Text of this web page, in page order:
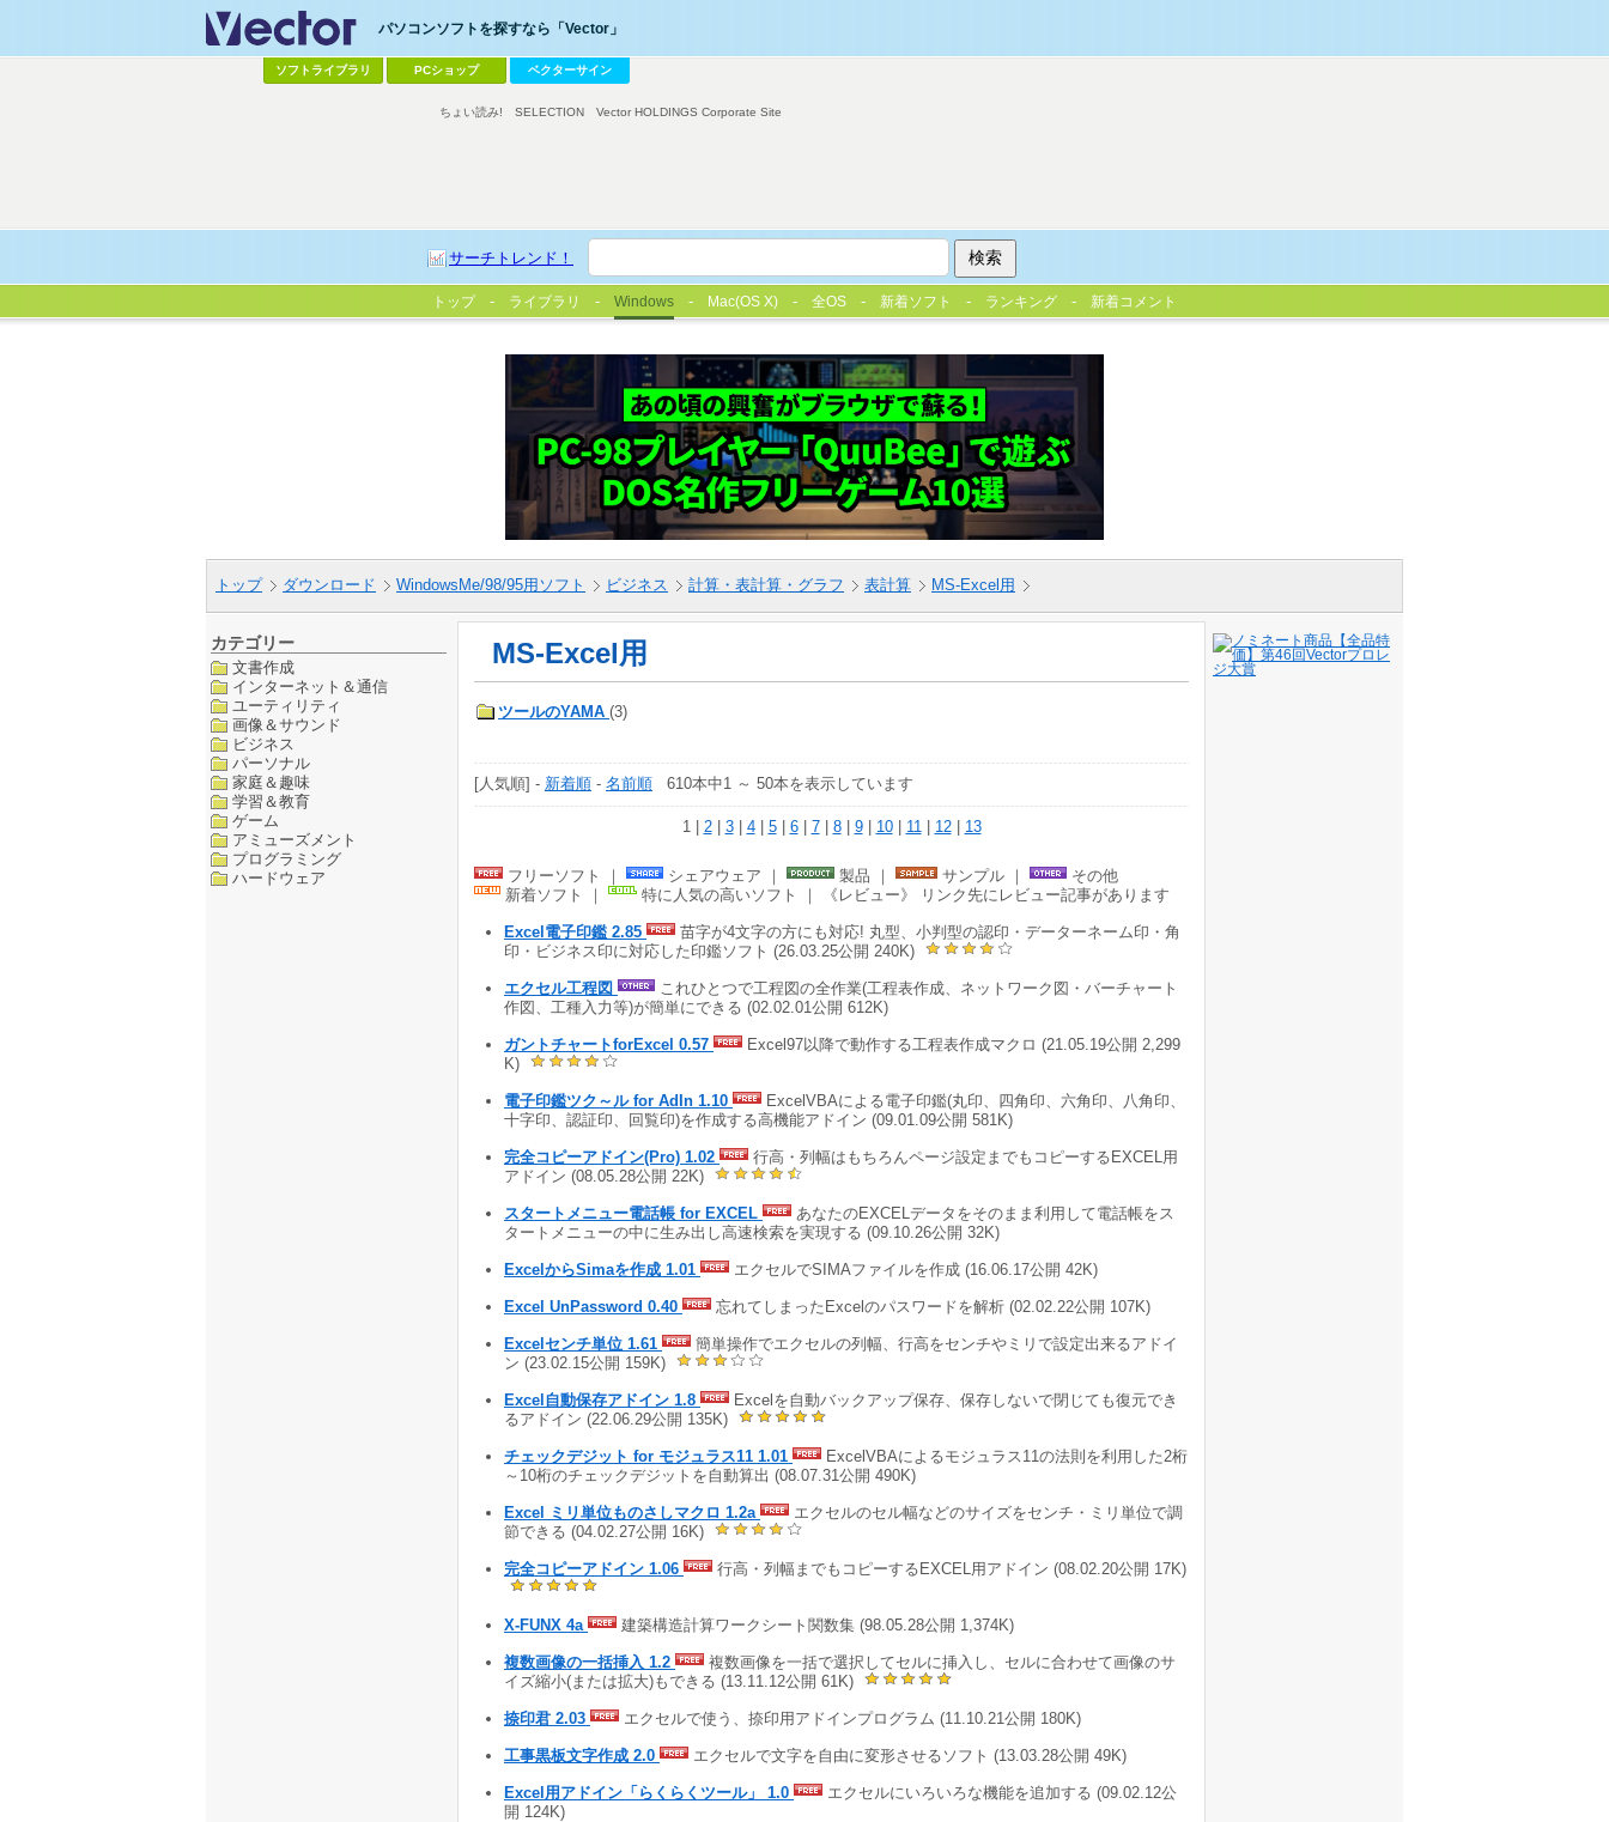
パソコンソフトを探すなら「Vector」
ソフトライブラリ PCショップ ベクターサイン
サーチトレンド！
ちょい読み! SELECTION Vector HOLDINGS Corporate Site
トップ ライブラリ Windows Mac(OS X) 全OS 新着ソフト ランキング 新着コメント
トップ ダウンロード WindowsMe/98/95用ソフト ビジネス 計算・表計算・グラフ 表計算 MS-Excel用
カテゴリー
文書作成
インターネット＆通信
ユーティリティ
画像＆サウンド
ビジネス
パーソナル
家庭＆趣味
学習＆教育
ゲーム
アミューズメント
プログラミング
ハードウェア
MS-Excel用
ツールのYAMA (3)
[人気順] - 新着順 - 名前順 610本中1 ～ 50本を表示しています
1 | 2| 3| 4| 5| 6| 7| 8| 9| 10| 11 | 12| 13
フリーソフト ｜ シェアウェア ｜ 製品 ｜ サンプル ｜
その他
新着ソフト ｜
特に人気の高いソフト ｜ 《レビュー》 リンク先にレビュー記事があります
Excel電子印鑑 2.85
苗字が4文字の方にも対応! 丸型、小判型の認印・データーネーム印・角
印・ビジネス印に対応した印鑑ソフト (26.03.25公開 240K)
エクセル工程図
これひとつで工程図の全作業(工程表作成、ネットワーク図・バーチャート
作図、工種入力等)が簡単にできる (02.02.01公開 612K)
ガントチャートforExcel 0.57
Excel97以降で動作する工程表作成マクロ (21.05.19公開 2,299
K)
電子印鑑ツク～ル for AdIn 1.10
ExcelVBAによる電子印鑑(丸印、四角印、六角印、八角印、
十字印、認証印、回覧印)を作成する高機能アドイン (09.01.09公開 581K)
完全コピーアドイン(Pro) 1.02
行高・列幅はもちろんページ設定までもコピーするEXCEL用
アドイン (08.05.28公開 22K)
スタートメニュー電話帳 for EXCEL
あなたのEXCELデータをそのまま利用して電話帳をス
タートメニューの中に生み出し高速検索を実現する (09.10.26公開 32K)
ExcelからSimaを作成 1.01 エクセルでSIMAファイルを作成 (16.06.17公開 42K)
Excel UnPassword 0.40 忘れてしまったExcelのパスワードを解析 (02.02.22公開 107K)
Excelセンチ単位 1.61
簡単操作でエクセルの列幅、行高をセンチやミリで設定出来るアドイ
ン (23.02.15公開 159K)
Excel自動保存アドイン 1.8
Excelを自動バックアップ保存、保存しないで閉じても復元でき
るアドイン (22.06.29公開 135K)
チェックデジット for モジュラス11 1.01
ExcelVBAによるモジュラス11の法則を利用した2桁
～10桁のチェックデジットを自動算出 (08.07.31公開 490K)
Excel ミリ単位ものさしマクロ 1.2a
エクセルのセル幅などのサイズをセンチ・ミリ単位で調
節できる (04.02.27公開 16K)
完全コピーアドイン 1.06 行高・列幅までもコピーするEXCEL用アドイン (08.02.20公開 17K)
X-FUNX 4a 建築構造計算ワークシート関数集 (98.05.28公開 1,374K)
複数画像の一括挿入 1.2
複数画像を一括で選択してセルに挿入し、セルに合わせて画像のサ
イズ縮小(または拡大)もできる (13.11.12公開 61K)
捺印君 2.03 エクセルで使う、捺印用アドインプログラム (11.10.21公開 180K)
工事黒板文字作成 2.0 エクセルで文字を自由に変形させるソフト (13.03.28公開 49K)
Excel用アドイン「らくらくツール」 1.0
エクセルにいろいろな機能を追加する (09.02.12公
開 124K)